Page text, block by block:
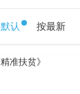
默认 按最新